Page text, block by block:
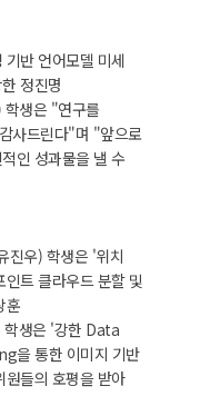
기반 언어모델 미세
정진명
학생은 "연구를
사드린다"며 "앞으로
인 성과물을 낼 수
진우) 학생은 '위치
트 클라우드 분할 및
훈
학생은 '강한 Data
통한 이미지 기반
들의 호평을 받아